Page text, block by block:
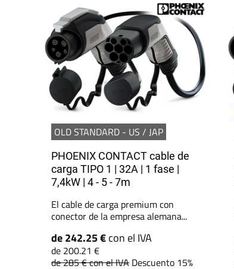
OLD STANDARD - US / JAP
PHOENIX CONTACT cable de
carga TIPO 1 | 32A | 1 fase |
7,4kW | 4 - 5 - 7m
El cable de carga premium con
conector de la empresa alemana...
de 242.25 €con el IVA
de 200.21 €
de 285 €con el IVA Descuento 15%